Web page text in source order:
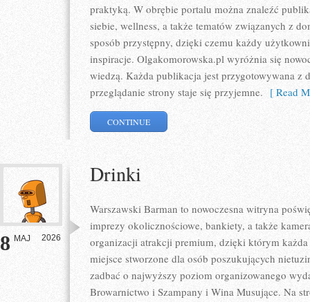
praktyką. W obrębie portalu można znaleźć
siebie, wellness, a także tematów związanych z
sposób przystępny, dzięki czemu każdy
inspiracje. Olgakomorowska.pl wyróżnia się
wiedzą. Każda publikacja jest przygotowywana z
przeglądanie strony staje się przyjemne. [ Read
CONTINUE
8 MAJ 2026
Drinki
Warszawski Barman to nowoczesna witryna
imprezy okolicznościowe, bankiety, a także
organizacji atrakcji premium, dzięki którym
miejsce stworzone dla osób poszukujących
zadbać o najwyższy poziom organizowanego
Browarnictwo i Szampany i Wina Musujące. Na